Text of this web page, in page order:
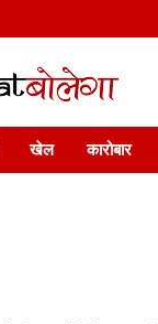
बोलेगा
News, Views,
खेल कारोबार